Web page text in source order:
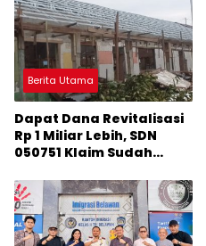
Berita Utama
Dapat Dana Revitalisasi
Rp 1 Miliar Lebih, SDN
050751 Klaim Sudah
Arahan Perencana